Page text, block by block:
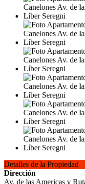
Detalles de la Propiedad
Dirección
Av. de las Americas y